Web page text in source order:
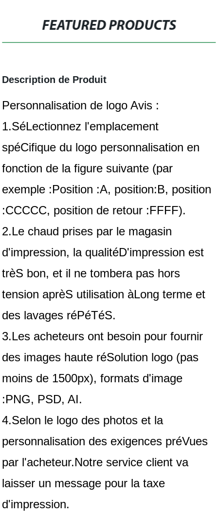
FEATURED PRODUCTS
Description de Produit
Personnalisation de logo Avis :
1.SéLectionnez l'emplacement
spéCifique du logo personnalisation en
fonction de la figure suivante (par
exemple :Position :A, position:B, position
:CCCCC, position de retour :FFFF).
2.Le chaud prises par le magasin
d'impression, la qualitéD'impression est
trèS bon, et il ne tombera pas hors
tension aprèS utilisation àLong terme et
des lavages réPéTéS.
3.Les acheteurs ont besoin pour fournir
des images haute réSolution logo (pas
moins de 1500px), formats d'image
:PNG, PSD, AI.
4.Selon le logo des photos et la
personnalisation des exigences préVues
par l'acheteur.Notre service client va
laisser un message pour la taxe
d'impression.